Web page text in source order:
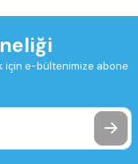
için e-bültenimize abone